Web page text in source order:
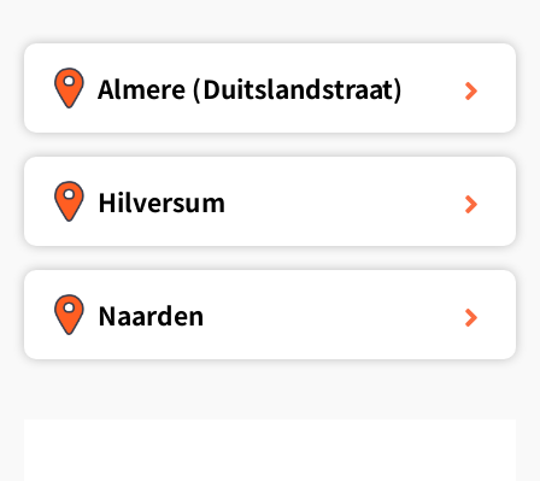
Almere (Duitslandstraat)
Hilversum
Naarden